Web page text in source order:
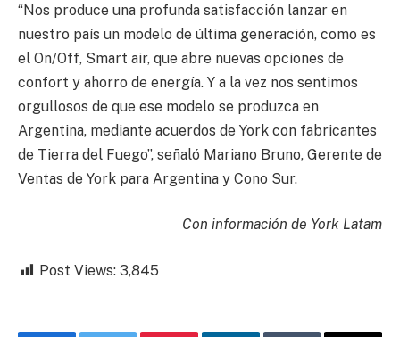
“Nos produce una profunda satisfacción lanzar en
nuestro país un modelo de última generación, como es
el On/Off, Smart air, que abre nuevas opciones de
confort y ahorro de energía. Y a la vez nos sentimos
orgullosos de que ese modelo se produzca en
Argentina, mediante acuerdos de York con fabricantes
de Tierra del Fuego”, señaló Mariano Bruno, Gerente de
Ventas de York para Argentina y Cono Sur.
Con información de York Latam
Post Views: 3,845